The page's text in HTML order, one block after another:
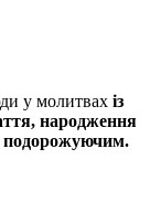
у молитвах із
народження
подорожуючим.